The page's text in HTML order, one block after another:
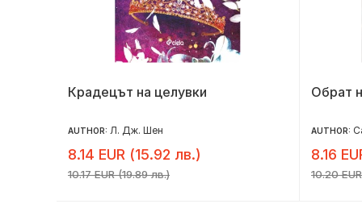
Крадецът на целувки
AUTHOR: Л. Дж. Шен
8.14 EUR (15.92 лв.)
10.17 EUR (19.89 лв.)
Обрат
AUTHOR:
8.16
10.20